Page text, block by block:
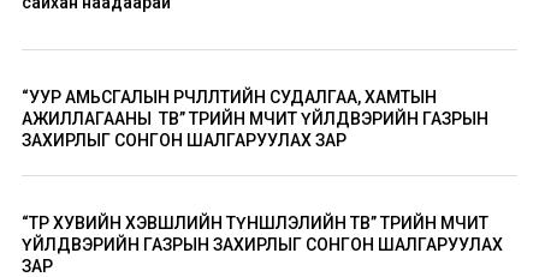
“УУР АМЬСГАЛЫН ӨӨРЧЛӨЛТИЙН СУДАЛГАА, ХАМТЫН
АЖИЛЛАГААНЫ ТӨВ” ТӨРИЙН ӨМЧИТ ҮЙЛДВЭРИЙН ГАЗРЫН
ЗАХИРЛЫГ СОНГОН ШАЛГАРУУЛАХ ЗАР
“ТӨР ХУВИЙН ХЭВШЛИЙН ТҮНШЛЭЛИЙН ТӨВ” ТӨРИЙН ӨМЧИТ
ҮЙЛДВЭРИЙН ГАЗРЫН ЗАХИРЛЫГ СОНГОН ШАЛГАРУУЛАХ
ЗАР